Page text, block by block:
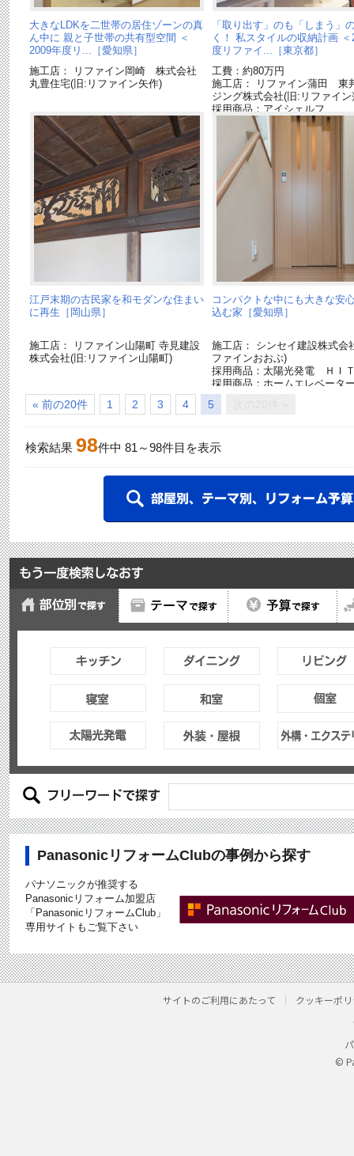
大きなLDKを二世帯の居住ゾーンの真
ん中に 親と子世帯の共有型空間 ＜
2009年度リ...［愛知県］
施工店： リファイン岡崎 株式会社
丸豊住宅(旧:リファイン矢作)
「取り出す」のも「しまう」
く！ 私スタイルの収納計画 ＜
度リファイ...［東京都］
工費：約80万円
施工店： リファイン蒲田 東
ジング株式会社(旧:リファイン
採用商品：アイシェルフ
江戸末期の古民家を和モダンな住まい
に再生［岡山県］
施工店： リファイン山陽町 寺見建設
株式会社(旧:リファイン山陽町)
コンパクトな中にも大きな安
込む家［愛知県］
施工店： シンセイ建設株式会
ファインおおぶ)
採用商品：太陽光発電 ＨＩ
採用商品：ホームエレベータ
« 前の20件 1 2 3 4 5
検索結果 98件中 81 ～98件目を表示
PanasonicリフォームClubの事例から探す
パナソニックが推奨する
Panasonicリフォーム加盟店
「PanasonicリフォームClub」
専用サイトもご覧下さい
サイトのご利用にあたって クッキーポ
©